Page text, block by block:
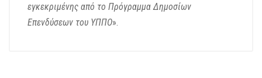
εγκεκριμένης από το Πρόγραμμα Δημοσίων
Επενδύσεων του ΥΠΠΟ».